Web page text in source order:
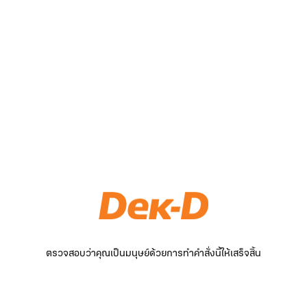
ตรวจสอบว่าคุณเป็นมนุษย์ด้วยการทำคำสั่งนี้ให้เสร็จสิ้น